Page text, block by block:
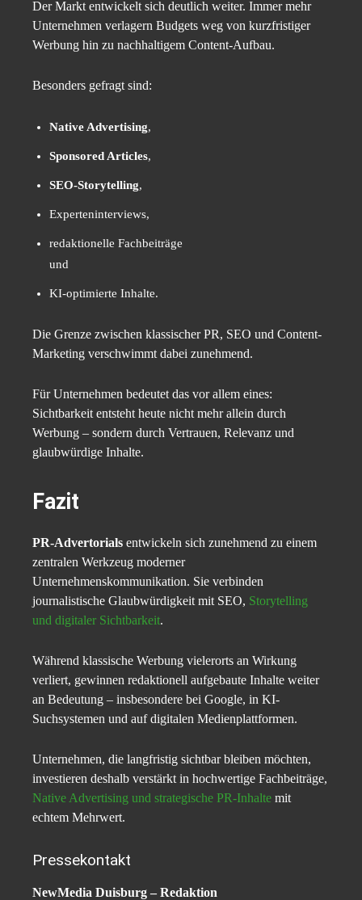
Der Markt entwickelt sich deutlich weiter. Immer mehr
Unternehmen verlagern Budgets weg von kurzfristiger
Werbung hin zu nachhaltigem Content-Aufbau.
Besonders gefragt sind:
Native Advertising,
Sponsored Articles,
SEO-Storytelling,
Experteninterviews,
redaktionelle Fachbeiträge
und
KI-optimierte Inhalte.
Die Grenze zwischen klassischer PR, SEO und Content-
Marketing verschwimmt dabei zunehmend.
Für Unternehmen bedeutet das vor allem eines:
Sichtbarkeit entsteht heute nicht mehr allein durch
Werbung – sondern durch Vertrauen, Relevanz und
glaubwürdige Inhalte.
Fazit
PR-Advertorials entwickeln sich zunehmend zu einem
zentralen Werkzeug moderner
Unternehmenskommunikation. Sie verbinden
journalistische Glaubwürdigkeit mit SEO, Storytelling
und digitaler Sichtbarkeit.
Während klassische Werbung vielerorts an Wirkung
verliert, gewinnen redaktionell aufgebaute Inhalte weiter
an Bedeutung – insbesondere bei Google, in KI-
Suchsystemen und auf digitalen Medienplattformen.
Unternehmen, die langfristig sichtbar bleiben möchten,
investieren deshalb verstärkt in hochwertige Fachbeiträge,
Native Advertising und strategische PR-Inhalte mit
echtem Mehrwert.
Pressekontakt
NewMedia Duisburg – Redaktion